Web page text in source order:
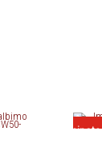
Nukainota